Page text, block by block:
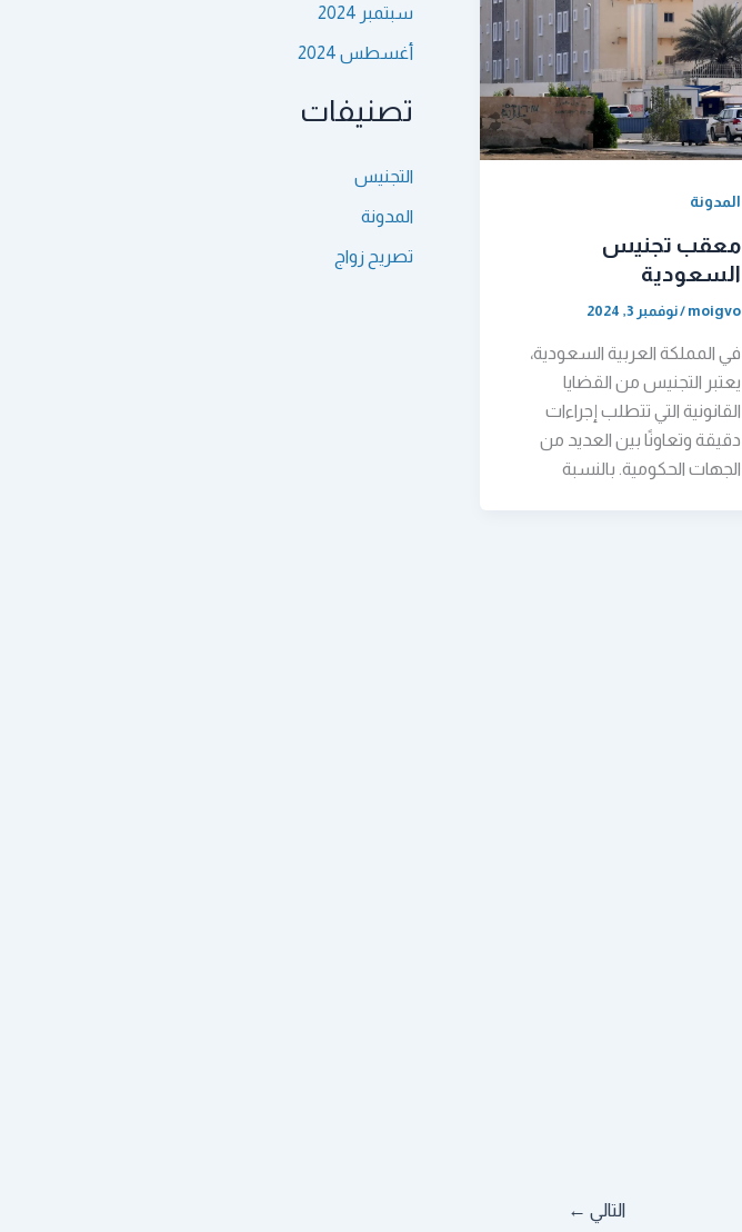
المدونة
معقب تجنيس
السعودية
moigvo
/نوفمبر 3, 2024
في المملكة العربية السعودية،
يعتبر التجنيس من القضايا
القانونية التي تتطلب إجراءات
دقيقة وتعاونًا بين العديد من
الجهات الحكومية. بالنسبة
التالي ←
سبتمبر 2024
أغسطس 2024
تصنيفات
التجنيس
المدونة
تصريح زواج